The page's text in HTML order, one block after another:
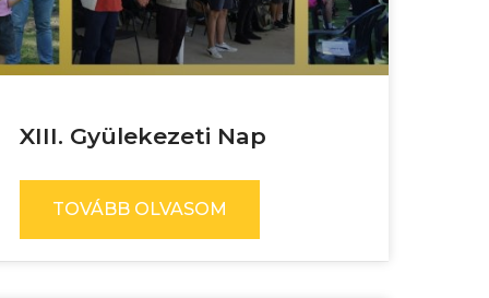
XIII. Gyülekezeti Nap
TOVÁBB OLVASOM